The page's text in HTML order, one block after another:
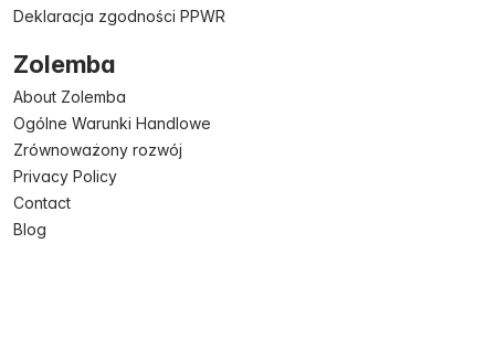
Deklaracja zgodności PPWR
Zolemba
About Zolemba
Ogólne Warunki Handlowe
Zrównoważony rozwój
Privacy Policy
Contact
Blog